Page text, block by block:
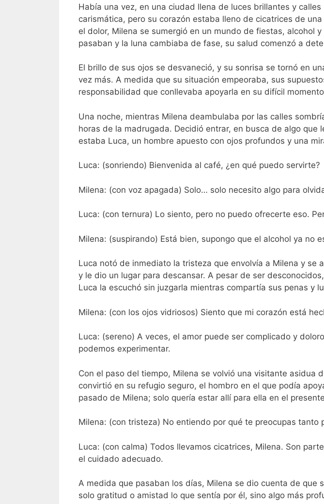
Había una vez, en una ciudad llena de luces brillantes y
carismática, pero su corazón estaba lleno de cicatrices de
el dolor, Milena se sumergió en un mundo de fiestas, alcohol
pasaban y la luna cambiaba de fase, su salud comenzó a
El brillo de sus ojos se desvaneció, y su sonrisa se tornó en
vez más. A medida que su situación empeoraba, sus
responsabilidad que conllevaba apoyarla en su difícil
Una noche, mientras Milena deambulaba por las calles
horas de la madrugada. Decidió entrar, en busca de algo
estaba Luca, un hombre apuesto con ojos profundos y una
Luca: (sonriendo) Bienvenida al café, ¿en qué puedo servirte?
Milena: (con voz apagada) Solo… solo necesito algo para
Luca: (con ternura) Lo siento, pero no puedo ofrecerte eso.
Milena: (suspirando) Está bien, supongo que el alcohol ya no
Luca notó de inmediato la tristeza que envolvía a Milena y
y le dio un lugar para descansar. A pesar de ser
Luca la escuchó sin juzgarla mientras compartía sus penas y
Milena: (con los ojos vidriosos) Siento que mi corazón está
Luca: (sereno) A veces, el amor puede ser complicado y
podemos experimentar.
Con el paso del tiempo, Milena se volvió una visitante
convirtió en su refugio seguro, el hombro en el que podía
pasado de Milena; solo quería estar allí para ella en el
Milena: (con tristeza) No entiendo por qué te preocupas tanto
Luca: (con calma) Todos llevamos cicatrices, Milena. Son
el cuidado adecuado.
A medida que pasaban los días, Milena se dio cuenta de que
solo gratitud o amistad lo que sentía por él, sino algo más